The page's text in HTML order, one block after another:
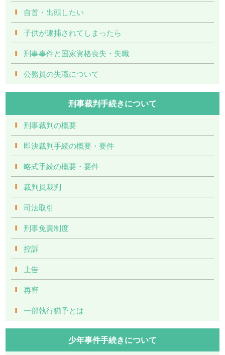
自首・出頭したい
子供が逮捕されてしまったら
刑事事件と国家資格喪失・失職
公務員の失職について
刑事裁判手続きについて
刑事裁判の概要
即決裁判手続の概要・要件
略式手続の概要・要件
裁判員裁判
司法取引
刑事免責制度
控訴
上告
再審
一部執行猶予とは
少年事件手続きについて